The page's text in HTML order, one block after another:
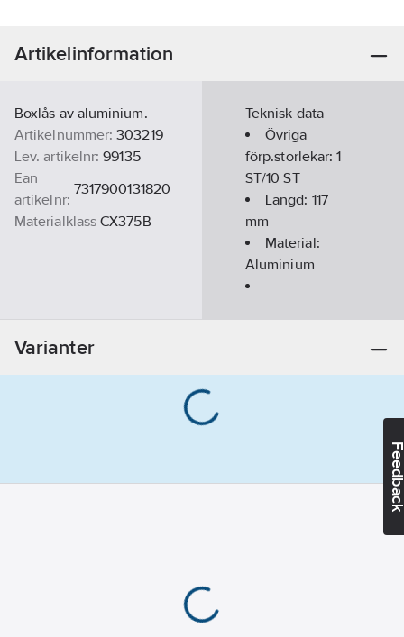
Artikelinformation
Boxlås av aluminium.
Artikelnummer: 303219
Lev. artikelnr: 99135
Ean
artikelnr:
7317900131820
Materialklass CX375B
Teknisk data
Övriga
förp.storlekar:1
ST/10 ST
Längd: 117
mm
Material:
Aluminium
28mm
Varianter